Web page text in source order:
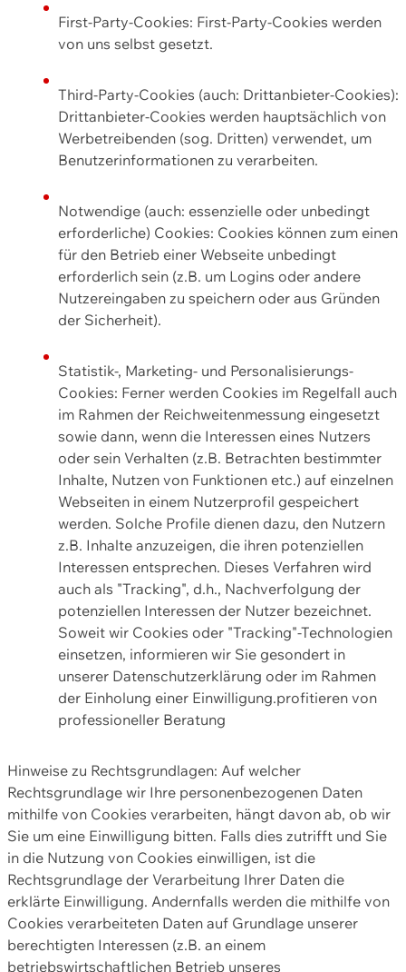
First-Party-Cookies: First-Party-Cookies werden
von uns selbst gesetzt.
Third-Party-Cookies (auch: Drittanbieter-Cookies):
Drittanbieter-Cookies werden hauptsächlich von
Werbetreibenden (sog. Dritten) verwendet, um
Benutzerinformationen zu verarbeiten.
Notwendige (auch: essenzielle oder unbedingt
erforderliche) Cookies: Cookies können zum einen
für den Betrieb einer Webseite unbedingt
erforderlich sein (z.B. um Logins oder andere
Nutzereingaben zu speichern oder aus Gründen
der Sicherheit).
Statistik-, Marketing- und Personalisierungs-
Cookies: Ferner werden Cookies im Regelfall auch
im Rahmen der Reichweitenmessung eingesetzt
sowie dann, wenn die Interessen eines Nutzers
oder sein Verhalten (z.B. Betrachten bestimmter
Inhalte, Nutzen von Funktionen etc.) auf einzelnen
Webseiten in einem Nutzerprofil gespeichert
werden. Solche Profile dienen dazu, den Nutzern
z.B. Inhalte anzuzeigen, die ihren potenziellen
Interessen entsprechen. Dieses Verfahren wird
auch als "Tracking", d.h., Nachverfolgung der
potenziellen Interessen der Nutzer bezeichnet.
Soweit wir Cookies oder "Tracking"-Technologien
einsetzen, informieren wir Sie gesondert in
unserer Datenschutzerklärung oder im Rahmen
der Einholung einer Einwilligung.profitieren von
professioneller Beratung
Hinweise zu Rechtsgrundlagen: Auf welcher
Rechtsgrundlage wir Ihre personenbezogenen Daten
mithilfe von Cookies verarbeiten, hängt davon ab, ob wir
Sie um eine Einwilligung bitten. Falls dies zutrifft und Sie
in die Nutzung von Cookies einwilligen, ist die
Rechtsgrundlage der Verarbeitung Ihrer Daten die
erklärte Einwilligung. Andernfalls werden die mithilfe von
Cookies verarbeiteten Daten auf Grundlage unserer
berechtigten Interessen (z.B. an einem
betriebswirtschaftlichen Betrieb unseres